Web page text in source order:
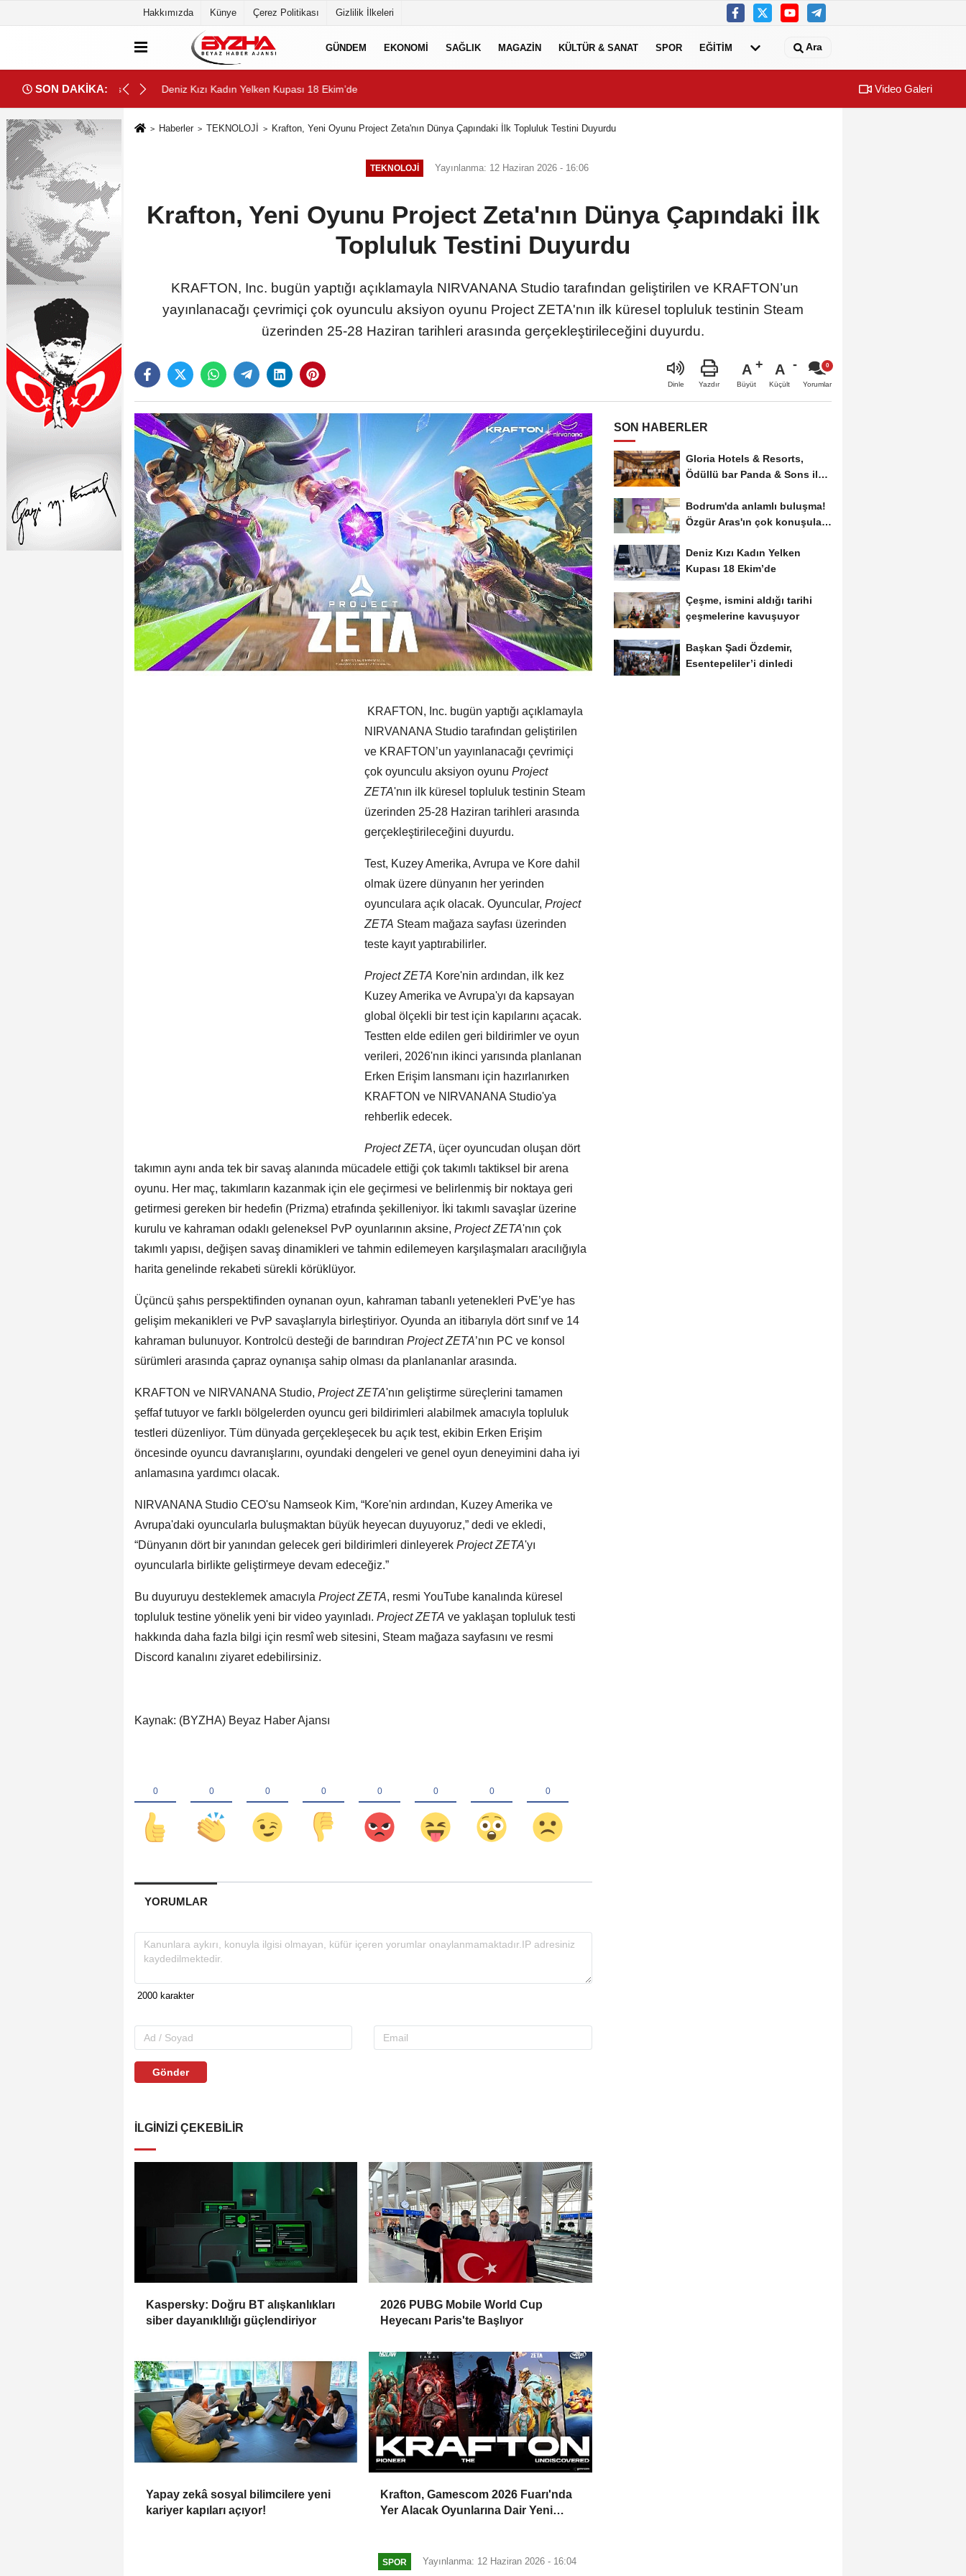
Hakkımızda Künye Çerez Politikası Gizlilik İlkeleri
GÜNDEM EKONOMİ SAĞLIK MAGAZİN KÜLTÜR & SANAT SPOR EĞİTİM Ara
SON DAKİKA:
kitabı yeni baskısını Titanic Luxury Collection Bodrum'da kutladı
Deniz Kızı Kadın Yelken Kupası 18 Ekim’de Başkan Şadi
Video Galeri
Haberler TEKNOLOJİ Krafton, Yeni Oyunu Project Zeta'nın Dünya Çapındaki İlk Topluluk Testini Duyurdu
TEKNOLOJİ Yayınlanma: 12 Haziran 2026 - 16:06
Krafton, Yeni Oyunu Project Zeta'nın Dünya Çapındaki İlk
Topluluk Testini Duyurdu
KRAFTON, Inc. bugün yaptığı açıklamayla NIRVANANA Studio tarafından geliştirilen ve KRAFTON’un
yayınlanacağı çevrimiçi çok oyunculu aksiyon oyunu Project ZETA'nın ilk küresel topluluk testinin Steam
üzerinden 25-28 Haziran tarihleri arasında gerçekleştirileceğini duyurdu.
Dinle Yazdır
A
Büyüt
A
Küçült Yorumlar
KRAFTON, Inc. bugün yaptığı açıklamayla
NIRVANANA Studio tarafından geliştirilen
ve KRAFTON’un yayınlanacağı çevrimiçi
çok oyunculu aksiyon oyunu Project
ZETA'nın ilk küresel topluluk testinin Steam
üzerinden 25-28 Haziran tarihleri arasında
gerçekleştirileceğini duyurdu.
Test, Kuzey Amerika, Avrupa ve Kore dahil
olmak üzere dünyanın her yerinden
oyunculara açık olacak. Oyuncular, Project
ZETA Steam mağaza sayfası üzerinden
teste kayıt yaptırabilirler.
Project ZETA Kore'nin ardından, ilk kez
Kuzey Amerika ve Avrupa'yı da kapsayan
global ölçekli bir test için kapılarını açacak.
Testten elde edilen geri bildirimler ve oyun
verileri, 2026'nın ikinci yarısında planlanan
Erken Erişim lansmanı için hazırlanırken
KRAFTON ve NIRVANANA Studio'ya
rehberlik edecek.
Project ZETA, üçer oyuncudan oluşan dört
takımın aynı anda tek bir savaş alanında mücadele ettiği çok takımlı taktiksel bir arena
oyunu. Her maç, takımların kazanmak için ele geçirmesi ve belirlenmiş bir noktaya geri
getirmesi gereken bir hedefin (Prizma) etrafında şekilleniyor. İki takımlı savaşlar üzerine
kurulu ve kahraman odaklı geleneksel PvP oyunlarının aksine, Project ZETA'nın çok
takımlı yapısı, değişen savaş dinamikleri ve tahmin edilemeyen karşılaşmaları aracılığıyla
harita genelinde rekabeti sürekli körüklüyor.
Üçüncü şahıs perspektifinden oynanan oyun, kahraman tabanlı yetenekleri PvE’ye has
gelişim mekanikleri ve PvP savaşlarıyla birleştiriyor. Oyunda an itibarıyla dört sınıf ve 14
kahraman bulunuyor. Kontrolcü desteği de barındıran Project ZETA’nın PC ve konsol
sürümleri arasında çapraz oynanışa sahip olması da planlananlar arasında.
KRAFTON ve NIRVANANA Studio, Project ZETA'nın geliştirme süreçlerini tamamen
şeffaf tutuyor ve farklı bölgelerden oyuncu geri bildirimleri alabilmek amacıyla topluluk
testleri düzenliyor. Tüm dünyada gerçekleşecek bu açık test, ekibin Erken Erişim
öncesinde oyuncu davranışlarını, oyundaki dengeleri ve genel oyun deneyimini daha iyi
anlamasına yardımcı olacak.
NIRVANANA Studio CEO'su Namseok Kim, “Kore'nin ardından, Kuzey Amerika ve
Avrupa'daki oyuncularla buluşmaktan büyük heyecan duyuyoruz,” dedi ve ekledi,
“Dünyanın dört bir yanından gelecek geri bildirimleri dinleyerek Project ZETA'yı
oyuncularla birlikte geliştirmeye devam edeceğiz.”
Bu duyuruyu desteklemek amacıyla Project ZETA, resmi YouTube kanalında küresel
topluluk testine yönelik yeni bir video yayınladı. Project ZETA ve yaklaşan topluluk testi
hakkında daha fazla bilgi için resmî web sitesini, Steam mağaza sayfasını ve resmi
Discord kanalını ziyaret edebilirsiniz.
Kaynak: (BYZHA) Beyaz Haber Ajansı
YORUMLAR
Gönder
İLGINIZI ÇEKEBILIR
Kaspersky: Doğru BT alışkanlıkları
siber dayanıklılığı güçlendiriyor
2026 PUBG Mobile World Cup
Heyecanı Paris'te Başlıyor
Yapay zekâ sosyal bilimcilere yeni
kariyer kapıları açıyor!
Krafton, Gamescom 2026 Fuarı'nda
Yer Alacak Oyunlarına Dair Yeni
SON HABERLER
Gloria Hotels & Resorts,
Ödüllü bar Panda & Sons ile
Bodrum'da anlamlı buluşma!
Özgür Aras'ın çok konuşulan
Deniz Kızı Kadın Yelken
Kupası 18 Ekim’de
Çeşme, ismini aldığı tarihi
çeşmelerine kavuşuyor
Başkan Şadi Özdemir,
Esentepeliler’i dinledi
SPOR Yayınlanma: 12 Haziran 2026 - 16:04